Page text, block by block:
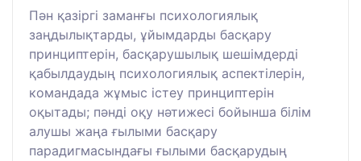
Пән қазіргі заманғы психологиялық
заңдылықтарды, ұйымдарды басқару
принциптерін, басқарушылық шешімдерді
қабылдаудың психологиялық аспектілерін,
командада жұмыс істеу принциптерін
оқытады; пәнді оқу нәтижесі бойынша білім
алушы жаңа ғылыми басқару
парадигмасындағы ғылыми басқарудың